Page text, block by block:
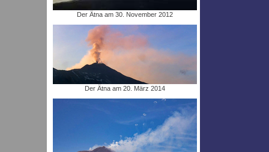
Der Ätna am 30. November 2012
Der Ätna am 20. März 2014